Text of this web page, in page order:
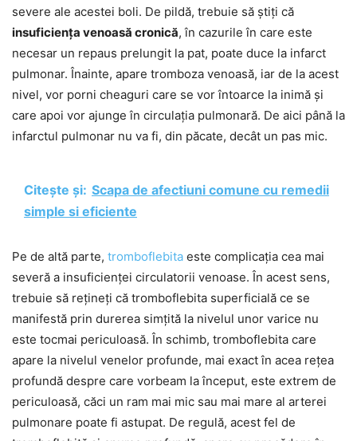
severe ale acestei boli. De pildă, trebuie să știți că
insuficiența venoasă cronică, în cazurile în care este
necesar un repaus prelungit la pat, poate duce la infarct
pulmonar. Înainte, apare tromboza venoasă, iar de la acest
nivel, vor porni cheaguri care se vor întoarce la inimă și
care apoi vor ajunge în circulația pulmonară. De aici până la
infarctul pulmonar nu va fi, din păcate, decât un pas mic.
Citește și: Scapa de afectiuni comune cu remedii
simple si eficiente
Pe de altă parte, tromboflebita este complicația cea mai
severă a insuficienței circulatorii venoase. În acest sens,
trebuie să rețineți că tromboflebita superficială ce se
manifestă prin durerea simțită la nivelul unor varice nu
este tocmai periculoasă. În schimb, tromboflebita care
apare la nivelul venelor profunde, mai exact în acea rețea
profundă despre care vorbeam la început, este extrem de
periculoasă, căci un ram mai mic sau mai mare al arterei
pulmonare poate fi astupat. De regulă, acest fel de